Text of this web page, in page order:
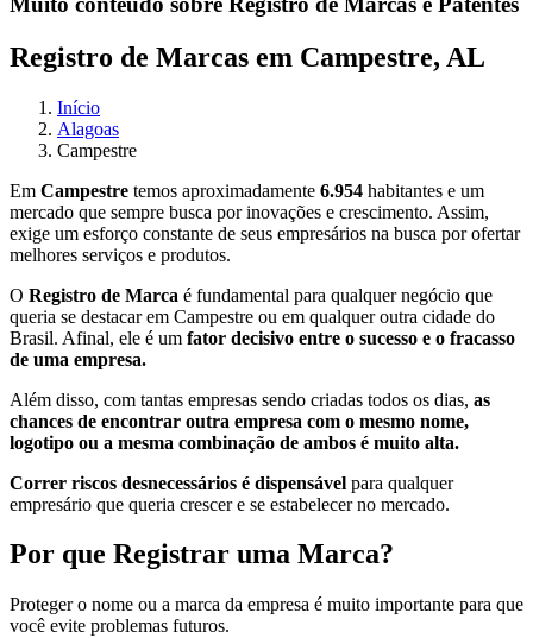
Registro de Marcas em Campestre, AL
Início
Alagoas
Campestre
Em Campestre temos aproximadamente 6.954 habitantes e um
mercado que sempre busca por inovações e crescimento. Assim,
exige um esforço constante de seus empresários na busca por ofertar
melhores serviços e produtos.
O Registro de Marca é fundamental para qualquer negócio que
queria se destacar em Campestre ou em qualquer outra cidade do
Brasil. Afinal, ele é um fator decisivo entre o sucesso e o fracasso
de uma empresa.
Além disso, com tantas empresas sendo criadas todos os dias, as
chances de encontrar outra empresa com o mesmo nome,
logotipo ou a mesma combinação de ambos é muito alta.
Correr riscos desnecessários é dispensável para qualquer
empresário que queria crescer e se estabelecer no mercado.
Por que Registrar uma Marca?
Proteger o nome ou a marca da empresa é muito importante para que
você evite problemas futuros.